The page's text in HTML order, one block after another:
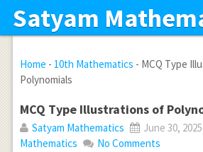
Satyam
Home - 10th Mathematics - MCQ Type
Polynomials
MCQ Type Illustrations of
Satyam Mathematics June 30, 2025
Mathematics
No Comments